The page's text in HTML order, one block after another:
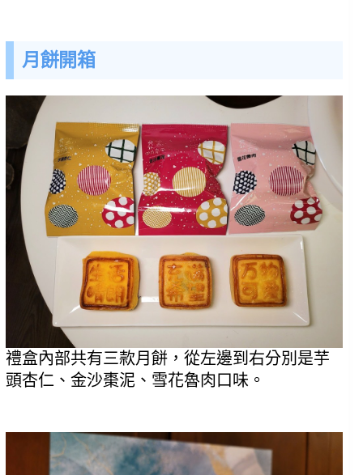
月餅開箱
禮盒內部共有三款月餅，從左邊到右分別是芋
頭杏仁、金沙棗泥、雪花魯肉口味。